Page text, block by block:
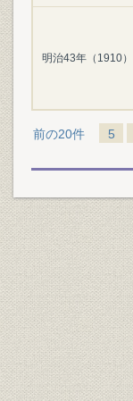
明治43年（1910）
前の20件 5